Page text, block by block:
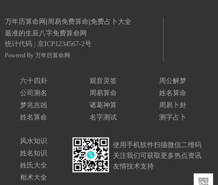
万年历算命网|周易免费算命|免费占卜大全
最准的生辰八字免费算命网
统计代码 京ICP1234567-2号
Powered By 万年历算命网
六十四卦
公司测名
梦兆吉凶
姓名算命
观音灵签
周易算命
诸葛神算
名字测试
周公解梦
姓名算命
周易卜卦
测字占卜
风水知识
姓名知识
姓氏大全
相术大全
使用手机软件扫描微信二维码
关注我们可获取更多热点资讯
友情技术支持